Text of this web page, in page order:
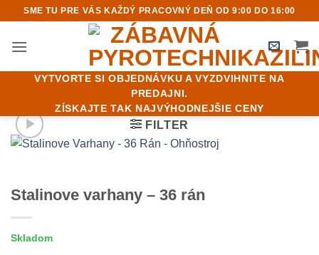
content
SME TU PRE VÁS KAŽDÝ PRACOVNÝ DEŇ OD 9:00 DO 16:00
VYTVORTE SI OBJEDNÁVKU A VYZDVIHNITE NA
PREDAJNI.
ZÍSKAJTE TAK NAJVÝHODNEJŠIE CENY
FILTER
Stalinove varhany – 36 rán
Skladom